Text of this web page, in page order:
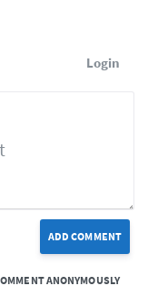
Login
ADD COMMENT
ANONYMOUSLY